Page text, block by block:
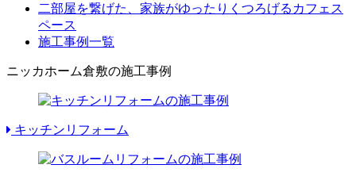
二部屋を繋げた、家族がゆったりくつろげるカフェス
ペース
施工事例一覧
ニッカホーム倉敷の施工事例
キッチンリフォーム